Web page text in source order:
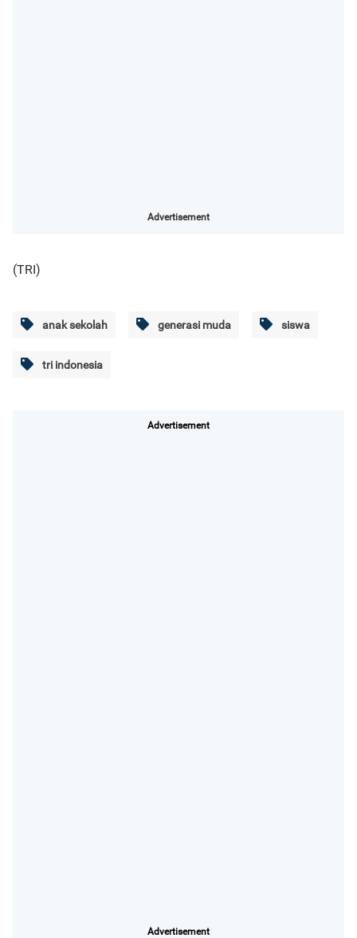
Advertisement
(TRI)
anak sekolah generasi muda siswa
tri indonesia
Advertisement
Advertisement